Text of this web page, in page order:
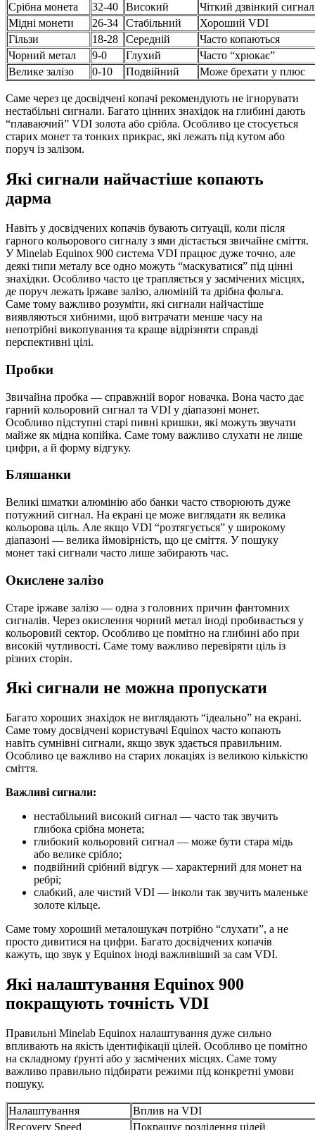
Срібна монета
32-40 Високий
Чіткий дзвінкий сигнал
Мідні монети
26-34 Стабільний
Хороший VDI
Гільзи
18-28 Середній
Часто копаються
Чорний метал
9-0 Глухий
Часто “хрюкає”
Велике залізо
0-10 Подвійний Може брехати у плюс
Саме через це досвідчені копачі рекомендують не ігнорувати
нестабільні сигнали. Багато цінних знахідок на глибині дають
“плаваючий” VDI золота або срібла. Особливо це стосується
старих монет та тонких прикрас, які лежать під кутом або
поруч із залізом.
Які сигнали найчастіше копають
дарма
Навіть у досвідчених копачів бувають ситуації, коли після
гарного кольорового сигналу з ями дістається звичайне сміття.
У Minelab Equinox 900 система VDI працює дуже точно, але
деякі типи металу все одно можуть “маскуватися” під цінні
знахідки. Особливо часто це трапляється у засмічених місцях,
де поруч лежать іржаве залізо, алюміній та дрібна фольга.
Саме тому важливо розуміти, які сигнали найчастіше
виявляються хибними, щоб витрачати менше часу на
непотрібні викопування та краще відрізняти справді
перспективні цілі.
Пробки
Звичайна пробка — справжній ворог новачка. Вона часто дає
гарний кольоровий сигнал та VDI у діапазоні монет.
Особливо підступні старі пивні кришки, які можуть звучати
майже як мідна копійка. Саме тому важливо слухати не лише
цифри, а й форму відгуку.
Бляшанки
Великі шматки алюмінію або банки часто створюють дуже
потужний сигнал. На екрані це може виглядати як велика
кольорова ціль. Але якщо VDI “розтягується” у широкому
діапазоні — велика ймовірність, що це сміття. У пошуку
монет такі сигнали часто лише забирають час.
Окислене залізо
Старе іржаве залізо — одна з головних причин фантомних
сигналів. Через окислення чорний метал іноді пробивається у
кольоровий сектор. Особливо це помітно на глибині або при
високій чутливості. Саме тому важливо перевіряти ціль із
різних сторін.
Які сигнали не можна пропускати
Багато хороших знахідок не виглядають “ідеально” на екрані.
Саме тому досвідчені користувачі Equinox часто копають
навіть сумнівні сигнали, якщо звук здається правильним.
Особливо це важливо на старих локаціях із великою кількістю
сміття.
Важливі сигнали:
нестабільний високий сигнал — часто так звучить
глибока срібна монета;
глибокий кольоровий сигнал — може бути стара мідь
або велике срібло;
подвійний срібний відгук — характерний для монет на
ребрі;
слабкий, але чистий VDI — інколи так звучить маленьке
золоте кільце.
Саме тому хороший металошукач потрібно “слухати”, а не
просто дивитися на цифри. Багато досвідчених копачів
кажуть, що звук у Equinox іноді важливіший за сам VDI.
Які налаштування Equinox 900
покращують точність VDI
Правильні Minelab Equinox налаштування дуже сильно
впливають на якість ідентифікації цілей. Особливо це помітно
на складному ґрунті або у засмічених місцях. Саме тому
важливо правильно підбирати режими під конкретні умови
пошуку.
Налаштування
Вплив на VDI
Recovery Speed
Покращує розділення цілей